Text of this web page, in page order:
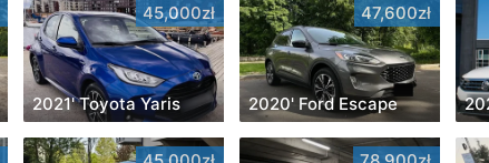
45,000zł
2021' Toyota Yaris
47,600zł
2020' Ford Escape